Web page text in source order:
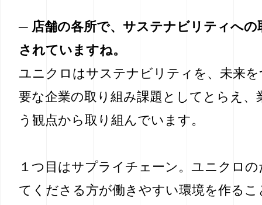
─ 店舗の各所で、サステナビリティへの
されていますね。
ユニクロはサステナビリティを、未来
要な企業の取り組み課題としてとらえ、
う観点から取り組んでいます。
１つ目はサプライチェーン。ユニクロ
てくださる方が働きやすい環境を作る